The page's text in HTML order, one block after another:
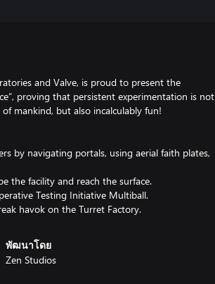
and Valve, is proud to present the
proving that persistent experimentation is not
mankind, but also incalculably fun!
by navigating portals, using aerial faith plates,
the facility and reach the surface.
Testing Initiative Multiball.
havok on the Turret Factory.
พัฒนาโดย
Zen Studios